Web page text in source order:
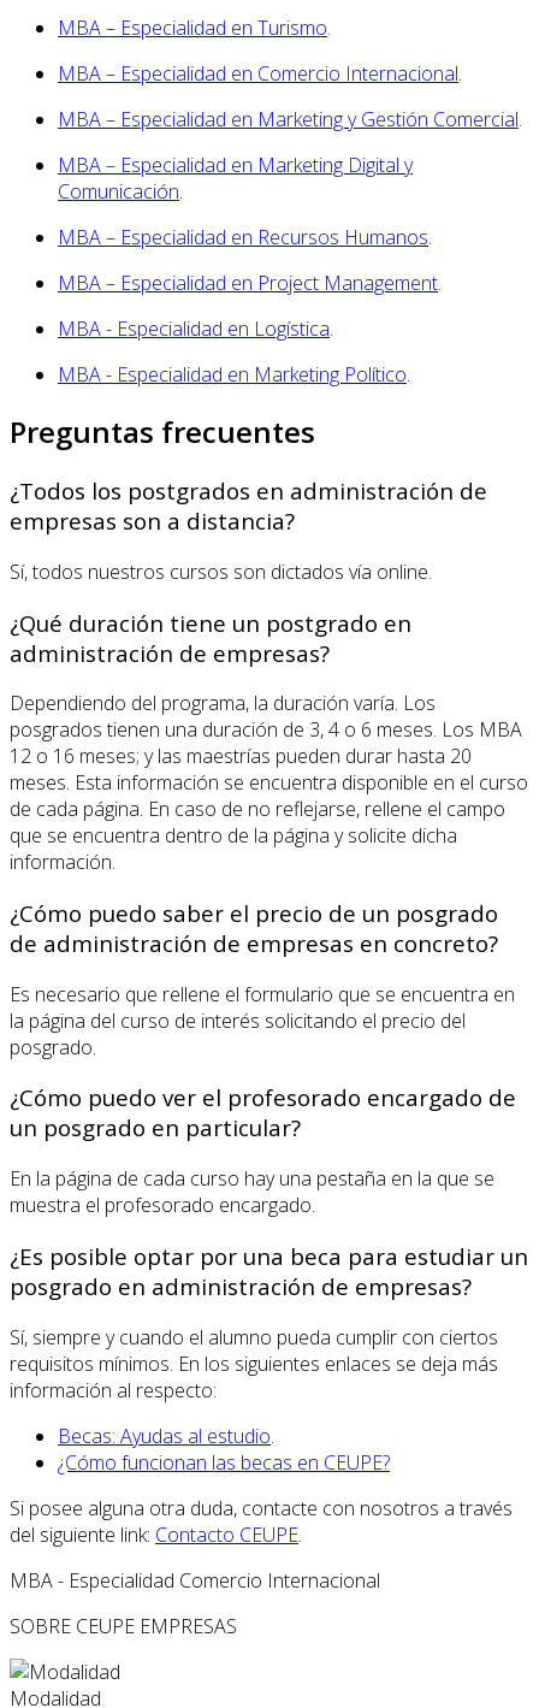
MBA – Especialidad en Turismo.
MBA – Especialidad en Comercio Internacional.
MBA – Especialidad en Marketing y Gestión Comercial.
MBA – Especialidad en Marketing Digital y
Comunicación.
MBA – Especialidad en Recursos Humanos.
MBA – Especialidad en Project Management.
MBA - Especialidad en Logística.
MBA - Especialidad en Marketing Político.
Preguntas frecuentes
¿Todos los postgrados en administración de
empresas son a distancia?
Sí, todos nuestros cursos son dictados vía online.
¿Qué duración tiene un postgrado en
administración de empresas?
Dependiendo del programa, la duración varía. Los
posgrados tienen una duración de 3, 4 o 6 meses. Los MBA
12 o 16 meses; y las maestrías pueden durar hasta 20
meses. Esta información se encuentra disponible en el curso
de cada página. En caso de no reflejarse, rellene el campo
que se encuentra dentro de la página y solicite dicha
información.
¿Cómo puedo saber el precio de un posgrado
de administración de empresas en concreto?
Es necesario que rellene el formulario que se encuentra en
la página del curso de interés solicitando el precio del
posgrado.
¿Cómo puedo ver el profesorado encargado de
un posgrado en particular?
En la página de cada curso hay una pestaña en la que se
muestra el profesorado encargado.
¿Es posible optar por una beca para estudiar un
posgrado en administración de empresas?
Sí, siempre y cuando el alumno pueda cumplir con ciertos
requisitos mínimos. En los siguientes enlaces se deja más
información al respecto:
Becas: Ayudas al estudio.
¿Cómo funcionan las becas en CEUPE?
Si posee alguna otra duda, contacte con nosotros a través
del siguiente link: Contacto CEUPE.
MBA - Especialidad Comercio Internacional
SOBRE CEUPE EMPRESAS
Modalidad